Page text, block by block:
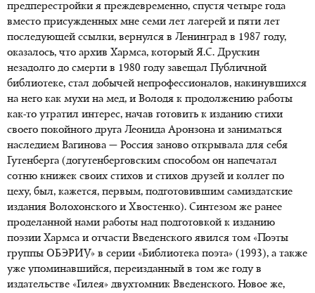
предперестройки я преждевременно, спустя четыре года
вместо присужденных мне семи лет лагерей и пяти лет
последующей ссылки, вернулся в Ленинград в 1987 году,
оказалось, что архив Хармса, который Я.С. Друскин
незадолго до смерти в 1980 году завещал Публичной
библиотеке, стал добычей непрофессионалов, накинувшихся
на него как мухи на мед, и Володя к продолжению работы
как-то утратил интерес, начав готовить к изданию стихи
своего покойного друга Леонида Аронзона и заниматься
наследием Вагинова — Россия заново открывала для себя
Гутенберга (догутенберговским способом он напечатал
сотню книжек своих стихов и стихов друзей и коллег по
цеху, был, кажется, первым, подготовившим самиздатские
издания Волохонского и Хвостенко). Синтезом же ранее
проделанной нами работы над подготовкой к изданию
поэзии Хармса и отчасти Введенского явился том «Поэты
группы ОБЭРИУ» в серии «Библиотека поэта» (1993), а также
уже упоминавшийся, переизданный в том же году в
издательстве «Гилея» двухтомник Введенского. Новое же,